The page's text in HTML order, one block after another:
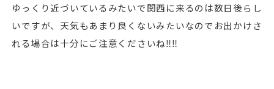
ゆっくり近づいているみたいで関西に来るのは数日後らし
いですが、天気もあまり良くないみたいなのでお出かけさ
れる場合は十分にご注意くださいね‼︎‼︎